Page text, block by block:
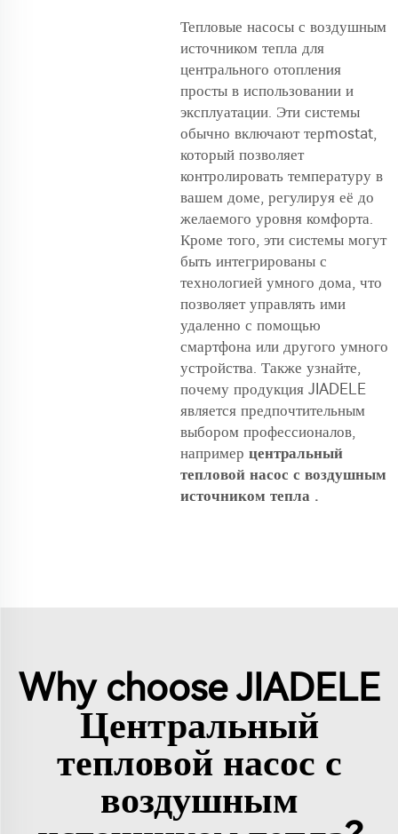
Тепловые насосы с воздушным
источником тепла для
центрального отопления
просты в использовании и
эксплуатации. Эти системы
обычно включают терmostat,
который позволяет
контролировать температуру в
вашем доме, регулируя её до
желаемого уровня комфорта.
Кроме того, эти системы могут
быть интегрированы с
технологией умного дома, что
позволяет управлять ими
удаленно с помощью
смартфона или другого умного
устройства. Также узнайте,
почему продукция JIADELE
является предпочтительным
выбором профессионалов,
например центральный
тепловой насос с воздушным
источником тепла .
Why choose JIADELE
Центральный
тепловой насос с
воздушным